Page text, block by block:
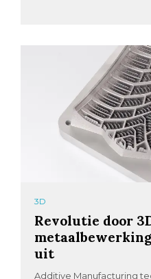
3D
Revolutie door
uit
Additive Manufacturing